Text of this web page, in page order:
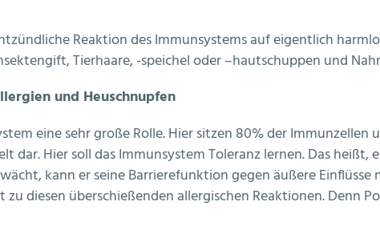
Reaktion des Immunsystems auf eigentlich
Tierhaare, -speichel oder –hautschuppen und
und Heuschnupfen
eine sehr große Rolle. Hier sitzen 80% der
dar. Hier soll das Immunsystem Toleranz lernen. Das
kann er seine Barrierefunktion gegen äußere
diesen überschießenden allergischen Reaktionen. Denn